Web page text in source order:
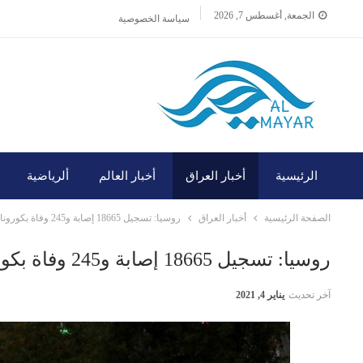
الجمعة, أغسطس 7, 2026 سياسة الخصوصية
الرئيسية أخبار العراق أخبار العالم ألرياضية
الصفحة الرئيسية أخبار العراق روسيا: تسجيل 18665 إصابة و245 وفاة بكورونا
روسيا: تسجيل 18665 إصابة و245 وفاة بكورونا
آخر تحديث يناير 4, 2021